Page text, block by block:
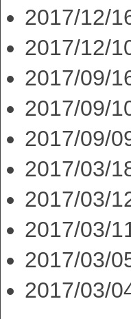
2017/12/
2017/12/
2017/09/
2017/09/
2017/09/
2017/03/
2017/03/
2017/03/
2017/03/
2017/03/